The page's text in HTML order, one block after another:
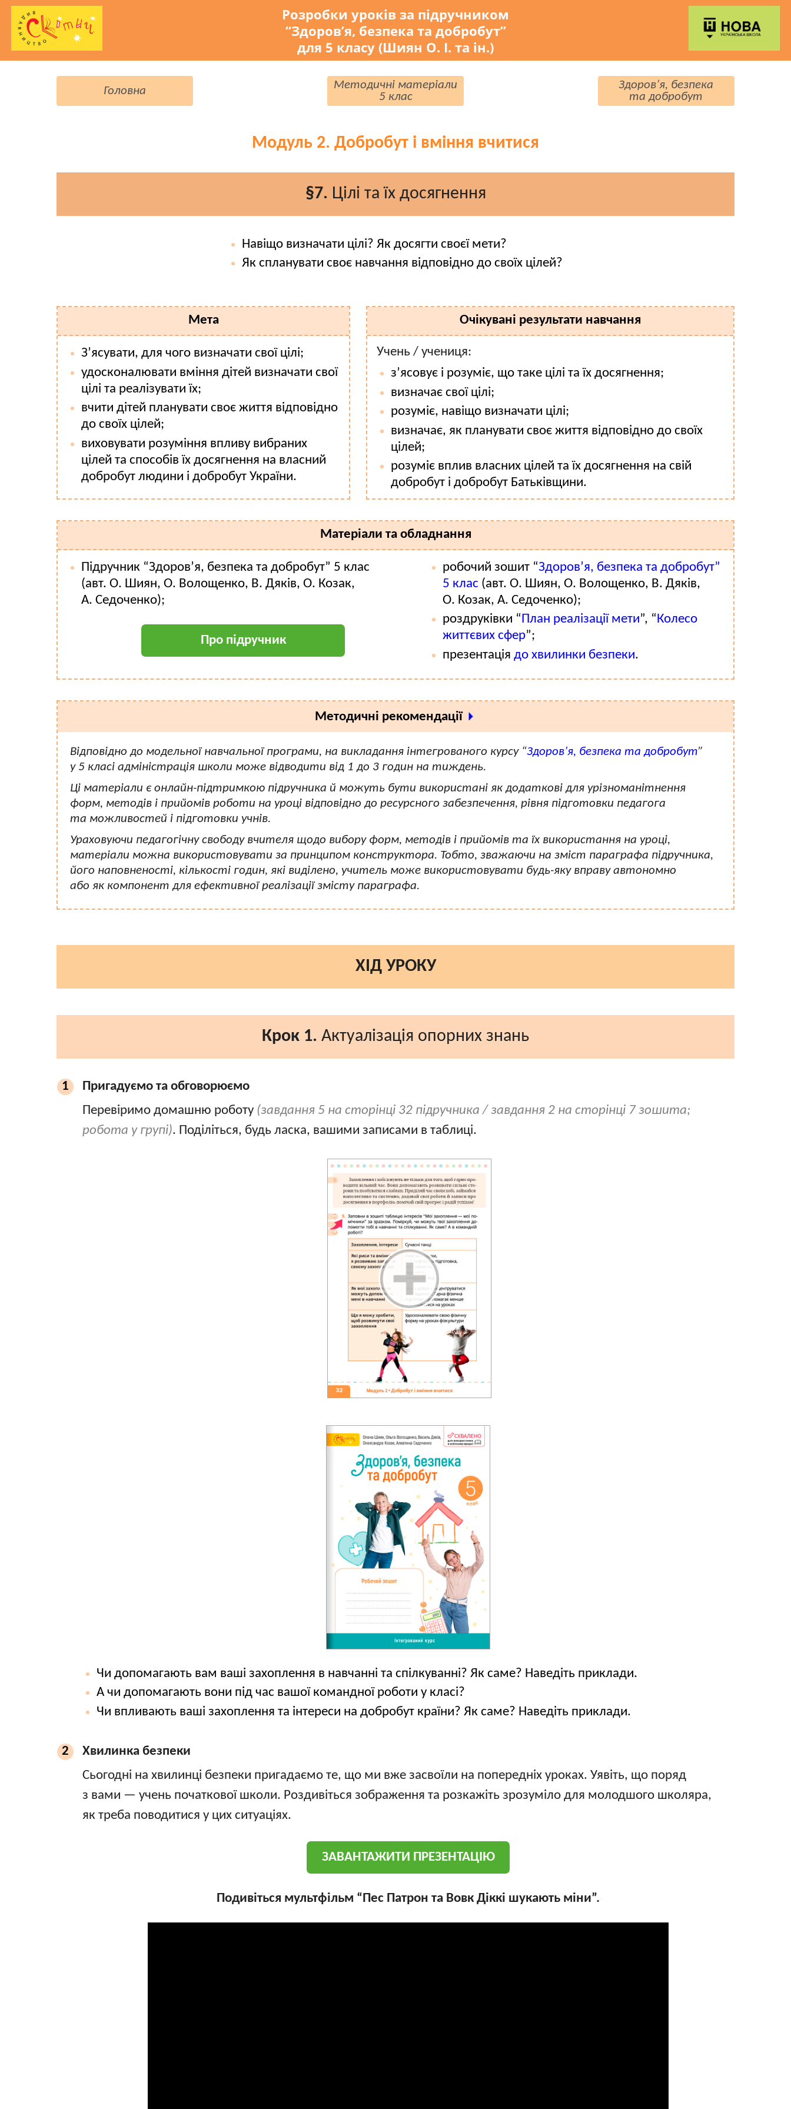
Розробки уроків за підручником
“Здоров’я, безпека та добробут”
для 5 класу (Шиян О. І. та ін.)
Головна
Методичні матеріали
5 клас
Здоров’я, безпека
та добробут
Модуль 2. Добробут і вміння вчитися
§7. Цілі та їх досягнення
Навіщо визначати цілі? Як досягти своєї мети?
Як спланувати своє навчання відповідно до своїх цілей?
Мета
З’ясувати, для чого визначати свої цілі;
удосконалювати вміння дітей визначати свої
цілі та реалізувати їх;
вчити дітей планувати своє життя відповідно
до своїх цілей;
виховувати розуміння впливу вибраних
цілей та способів їх досягнення на власний
добробут людини і добробут України.
Очікувані результати навчання
Учень / учениця:
з’ясовує і розуміє, що таке цілі та їх досягнення;
визначає свої цілі;
розуміє, навіщо визначати цілі;
визначає, як планувати своє життя відповідно до своїх
цілей;
розуміє вплив власних цілей та їх досягнення на свій
добробут і добробут Батьківщини.
Матеріали та обладнання
Підручник “Здоров’я, безпека та добробут” 5 клас
(авт. О. Шиян, О. Волощенко, В. Дяків, О. Козак,
А. Седоченко);
Про підручник
робочий зошит “Здоров’я, безпека та добробут”
5 клас (авт. О. Шиян, О. Волощенко, В. Дяків,
О. Козак, А. Седоченко);
роздруківки “План реалізації мети”, “Колесо
життєвих сфер”;
презентація до хвилинки безпеки.
Методичні рекомендації
Відповідно до модельної навчальної програми, на викладання інтегрованого курсу “Здоров’я, безпека та добробут”
у 5 класі адміністрація школи може відводити від 1 до 3 годин на тиждень.
Ці матеріали є онлайн-підтримкою підручника й можуть бути використані як додаткові для урізноманітнення
форм, методів і прийомів роботи на уроці відповідно до ресурсного забезпечення, рівня підготовки педагога
та можливостей і підготовки учнів.
Ураховуючи педагогічну свободу вчителя щодо вибору форм, методів і прийомів та їх використання на уроці,
матеріали можна використовувати за принципом конструктора. Тобто, зважаючи на зміст параграфа підручника,
його наповненості, кількості годин, які виділено, учитель може використовувати будь-яку вправу автономно
або як компонент для ефективної реалізації змісту параграфа.
ХІД УРОКУ
Крок 1. Актуалізація опорних знань
1
Пригадуємо та обговорюємо
Перевіримо домашню роботу (завдання 5 на сторінці 32 підручника / завдання 2 на сторінці 7 зошита;
робота у групі). Поділіться, будь ласка, вашими записами в таблиці.
Чи допомагають вам ваші захоплення в навчанні та спілкуванні? Як саме? Наведіть приклади.
А чи допомагають вони під час вашої командної роботи у класі?
Чи впливають ваші захоплення та інтереси на добробут країни? Як саме? Наведіть приклади.
2
Хвилинка безпеки
Сьогодні на хвилинці безпеки пригадаємо те, що ми вже засвоїли на попередніх уроках. Уявіть, що поряд
з вами — учень початкової школи. Роздивіться зображення та розкажіть зрозуміло для молодшого школяра,
як треба поводитися у цих ситуаціях.
ЗАВАНТАЖИТИ ПРЕЗЕНТАЦІЮ
Подивіться мультфільм “Пес Патрон та Вовк Діккі шукають міни”.